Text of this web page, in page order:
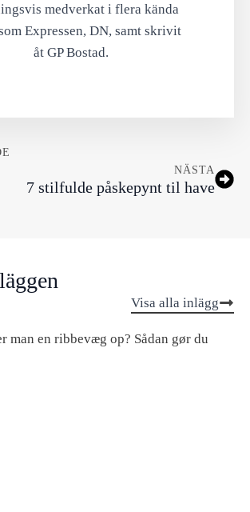
medverkat i flera kända
Expressen, DN, samt skrivit
åt GP Bostad.
NÄSTA
7 stilfulde påskepynt til have
Visa alla inlägg